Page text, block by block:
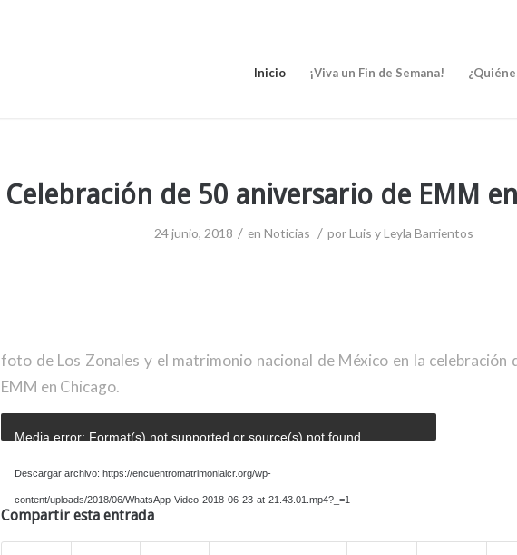
Inicio ¡Viva un Fin de Semana!
Celebración de 50 aniversario de EMM
24 junio, 2018 / en Noticias / porLuis y Leyla Barrientos
foto de Los Zonales y el matrimonio nacional de México en la celebración
EMM en Chicago.
Media error: Format(s) not supported or source(s) not found
Descargar archivo: https://encuentromatrimonialcr.org/wp-
content/uploads/2018/06/WhatsApp-Video-2018-06-23-at-21.43.01.mp4?_=1
Compartir esta entrada